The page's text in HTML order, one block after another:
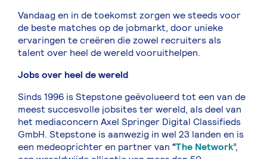
Vandaag en in de toekomst zorgen we steeds voor
de beste matches op de jobmarkt, door unieke
ervaringen te creëren die zowel recruiters als
talent over heel de wereld vooruithelpen.
Jobs over heel de wereld
Sinds 1996 is Stepstone geëvolueerd tot een van de
meest succesvolle jobsites ter wereld, als deel van
het mediaconcern Axel Springer Digital Classifieds
GmbH. Stepstone is aanwezig in wel 23 landen en is
een medeoprichter en partner van “The Network”,